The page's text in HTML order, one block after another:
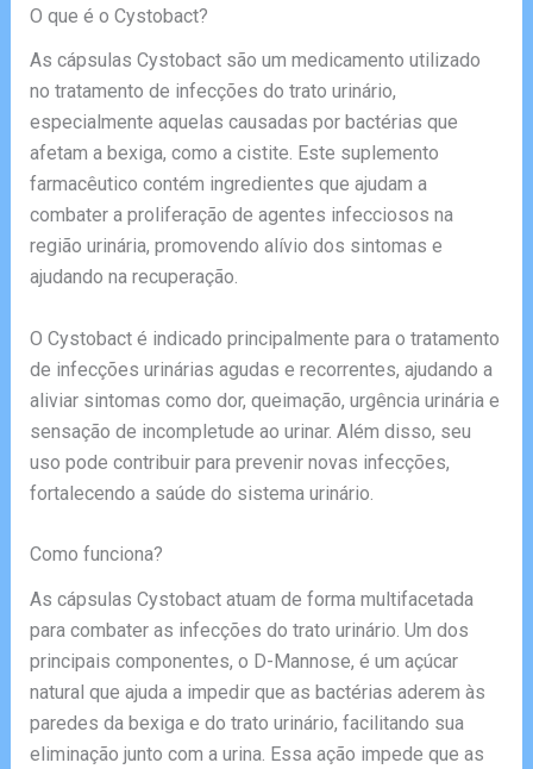
O que é o Cystobact?
As cápsulas Cystobact são um medicamento utilizado
no tratamento de infecções do trato urinário,
especialmente aquelas causadas por bactérias que
afetam a bexiga, como a cistite. Este suplemento
farmacêutico contém ingredientes que ajudam a
combater a proliferação de agentes infecciosos na
região urinária, promovendo alívio dos sintomas e
ajudando na recuperação.
O Cystobact é indicado principalmente para o tratamento
de infecções urinárias agudas e recorrentes, ajudando a
aliviar sintomas como dor, queimação, urgência urinária e
sensação de incompletude ao urinar. Além disso, seu
uso pode contribuir para prevenir novas infecções,
fortalecendo a saúde do sistema urinário.
Como funciona?
As cápsulas Cystobact atuam de forma multifacetada
para combater as infecções do trato urinário. Um dos
principais componentes, o D-Mannose, é um açúcar
natural que ajuda a impedir que as bactérias aderem às
paredes da bexiga e do trato urinário, facilitando sua
eliminação junto com a urina. Essa ação impede que as